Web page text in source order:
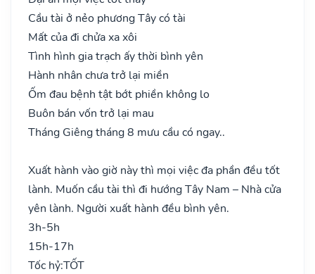
Cầu tài ở nẻo phương Tây có tài
Mất của đi chửa xa xôi
Tình hình gia trạch ấy thời bình yên
Hành nhân chưa trở lại miền
Ốm đau bệnh tật bớt phiền không lo
Buôn bán vốn trở lại mau
Tháng Giêng tháng 8 mưu cầu có ngay..
Xuất hành vào giờ này thì mọi việc đa phần đều tốt
lành. Muốn cầu tài thì đi hướng Tây Nam – Nhà cửa
yên lành. Người xuất hành đều bình yên.
3h-5h
15h-17h
Tốc hỷ:TỐT